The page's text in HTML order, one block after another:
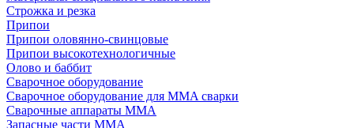
Строжка и резка
Припои
Припои оловянно-свинцовые
Припои высокотехнологичные
Олово и баббит
Сварочное оборудование
Сварочное оборудование для MMA сварки
Сварочные аппараты MMA
Запасные части MMA